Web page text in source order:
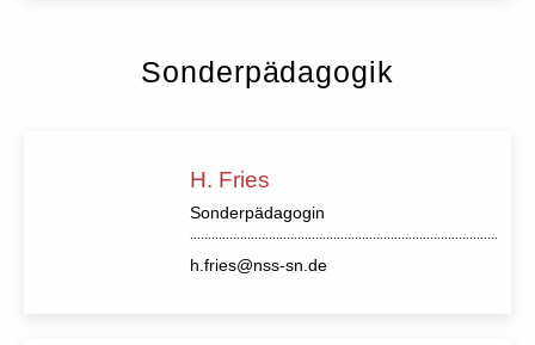
Sonderpädagogik
H. Fries
Sonderpädagogin
h.fries@nss-sn.de